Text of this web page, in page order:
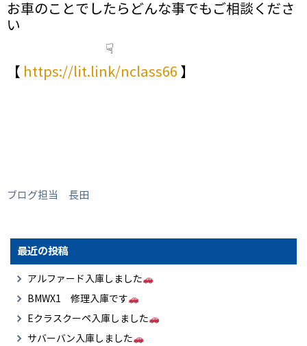
お車のことでしたらどんな事でもご相談くださ
い
☟
【 https://lit.link/nclass66 】
ブログ担当 長田
最近の投稿
アルファード入庫しました
BMWX1 修理入庫です
Eクラスクーペ入庫しました
サバーバン入庫しました